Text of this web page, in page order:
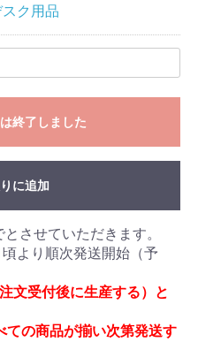
ク用品
終了しました
に追加
させていただきます。
より順次発送開始（予
文受付後に生産する）と
の商品が揃い次第発送す